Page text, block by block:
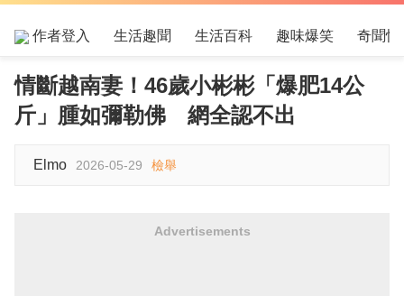
作者登入 生活趣聞 生活百科 趣味爆笑 奇聞怪
情斷越南妻！46歲小彬彬「爆肥14公
斤」腫如彌勒佛 網全認不出
Elmo 2026-05-29 檢舉
Advertisements